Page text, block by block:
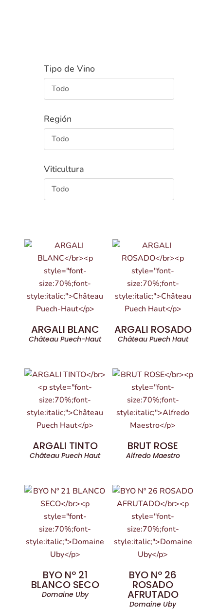
Tipo de Vino
Todo
Región
Todo
Viticultura
Todo
ARGALI BLANC
Château Puech-Haut
ARGALI ROSADO
Château Puech Haut
ARGALI TINTO
Château Puech Haut
BRUT ROSE
Alfredo Maestro
BYO Nº 21
BLANCO SECO
Domaine Uby
BYO Nº 26
ROSADO
AFRUTADO
Domaine Uby